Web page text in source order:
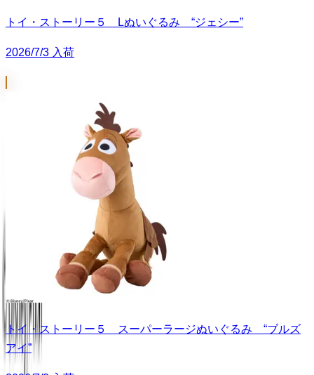
トイ・ストーリー５ Lぬいぐるみ “ジェシー”
2026/7/3 入荷
トイ・ストーリー５ スーパーラージぬいぐるみ “ブルズ
アイ”